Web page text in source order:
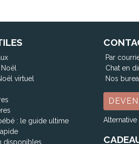
virtuel
: le guide ultime
disponibles
Par
Chat en
Nos
Alternative